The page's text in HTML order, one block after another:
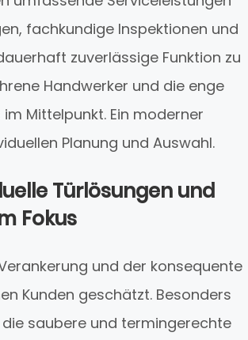
fachkundige Inspektionen und
zuverlässige Funktion zu
Handwerker und die enge
Mittelpunkt. Ein moderner
Planung und Auswahl.
Türlösungen und
Fokus
und der konsequente
Kunden geschätzt. Besonders
saubere und termingerechte